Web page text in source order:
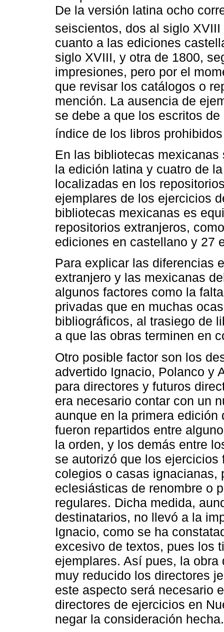
De la versión latina ocho
seiscientos, dos al siglo
cuanto a las ediciones
siglo XVIII, y otra de 1800,
impresiones, pero por el
que revisar los catálogos o
mención. La ausencia de
se debe a que los escritos
índice de los libros
En las bibliotecas
la edición latina y cuatro de
localizadas en los
ejemplares de los ejercicios
bibliotecas mexicanas es
repositorios extranjeros,
ediciones en castellano y 27
Para explicar las diferencias
extranjero y las mexicanas
algunos factores como la
privadas que en muchas
bibliográficos, al trasiego de
a que las obras terminen en
Otro posible factor son los
advertido Ignacio, Polanco y
para directores y futuros
era necesario contar con un
aunque en la primera
fueron repartidos entre
la orden, y los demás entre
se autorizó que los
colegios o casas ignacianas,
eclesiásticas de renombre o
regulares. Dicha medida,
destinatarios, no llevó a la
Ignacio, como se ha
excesivo de textos, pues los
ejemplares. Así pues, la
muy reducido los directores
este aspecto será necesario
directores de ejercicios en
negar la consideración hecha.